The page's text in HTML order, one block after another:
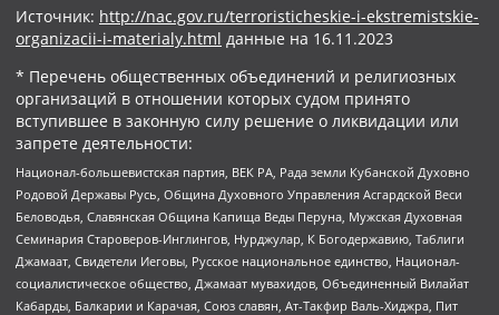
Источник: http://nac.gov.ru/terroristicheskie-i-ekstremistskie-
organizacii-i-materialy.html данные на 16.11.2023
* Перечень общественных объединений и религиозных
организаций в отношении которых судом принято
вступившее в законную силу решение о ликвидации или
запрете деятельности:
Национал-большевистская партия, ВЕК РА, Рада земли Кубанской Духовно
Родовой Державы Русь, Община Духовного Управления Асгардской Веси
Беловодья, Славянская Община Капища Веды Перуна, Мужская Духовная
Семинария Староверов-Инглингов, Нурджулар, К Богодержавию, Таблиги
Джамаат, Свидетели Иеговы, Русское национальное единство, Национал-
социалистическое общество, Джамаат мувахидов, Объединенный Вилайат
Кабарды, Балкарии и Карачая, Союз славян, Ат-Такфир Валь-Хиджра, Пит